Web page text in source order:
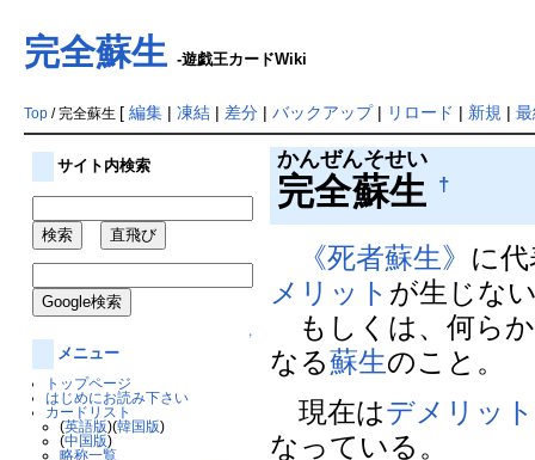
完全蘇生 -遊戯王カードWiki
Top/ 完全蘇生 [ 編集| 凍結| 差分| バックアップ| リロード | 新規 |
サイト内検索
↑
メニュー
トップページ
はじめにお読み下さい
カードリスト
(英語版)(韓国版)
(中国版)
略称一覧
完全蘇生
かんぜんそせい
†
《死者蘇生》 に
メリット が生じな
もしくは、何ら
なる蘇生のこと。
現在はデメリット
なっている。